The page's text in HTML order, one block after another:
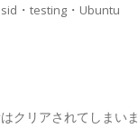
sid ・ testing ・ Ubuntu
クリアされてしまいま